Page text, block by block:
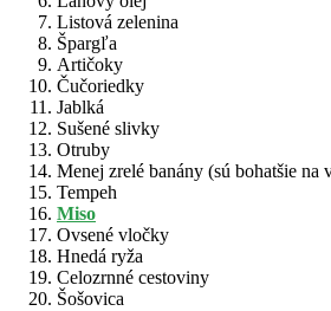
Listová zelenina
Špargľa
Artičoky
Čučoriedky
Jablká
Sušené slivky
Otruby
Menej zrelé banány (sú bohatšie na
Tempeh
Miso
Ovsené vločky
Hnedá ryža
Celozrnné cestoviny
Šošovica